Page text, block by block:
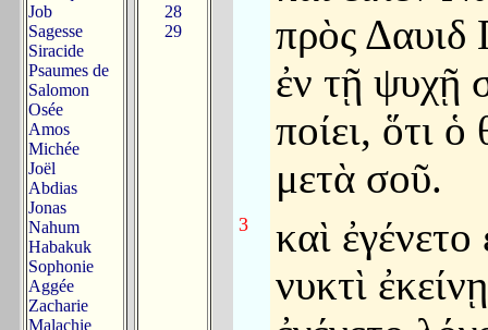
Job
Sagesse
Siracide
Psaumes de
Salomon
Osée
Amos
Michée
Joël
Abdias
Jonas
Nahum
Habakuk
Sophonie
Aggée
Zacharie
Malachie
28
29
πρὸς Δαυιδ
ἐν τῇ ψυχῇ
ποίει, ὅτι ὁ
μετὰ σοῦ.
3
καὶ ἐγένετο
νυκτὶ